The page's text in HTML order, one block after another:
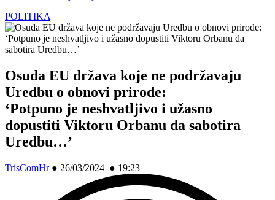
POLITIKA
Osuda EU država koje ne podržavaju
Uredbu o obnovi prirode:
‘Potpuno je neshvatljivo i užasno
dopustiti Viktoru Orbanu da sabotira
Uredbu…’
TrisComHr● 26/03/2024 ● 19:23